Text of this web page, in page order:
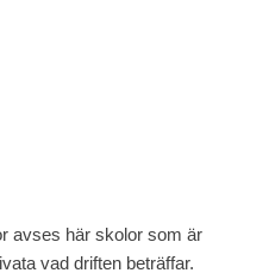
avses här skolor som är
vad driften beträffar.